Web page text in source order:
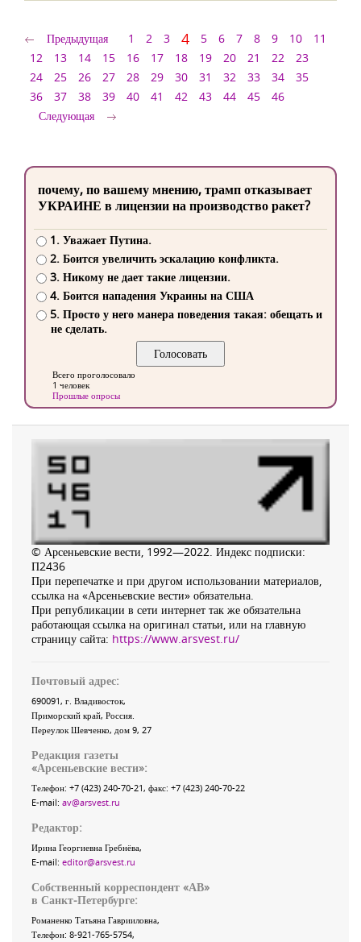
Предыдущая 1 2 3 4 5 6 7 8 9 10
11
12
13 14 15 16 17 18 19 20 21 22
23
24
25 26 27 28 29 30 31 32 33 34
35
36
37 38 39 40 41 42 43 44 45
46
Следующая
почему, по вашему мнению, трамп отказывает
УКРАИНЕ в лицензии на производство ракет?
1. Уважает Путина.
2. Боится увеличить эскалацию конфликта.
3. Никому не дает такие лицензии.
4. Боится нападения Украины на США
5. Просто у него манера поведения такая: обещать и
не сделать.
Всего проголосовало
1 человек
Прошлые опросы
© Арсеньевские вести, 1992—2022. Индекс подписки:
П2436
При перепечатке и при другом использовании материалов,
ссылка на «Арсеньевские вести» обязательна.
При републикации в сети интернет так же обязательна
работающая ссылка на оригинал статьи, или на главную
страницу сайта: https://www.arsvest.ru/
Почтовый адрес:
690091, г. Владивосток,
Приморский край, Россия
Переулок Шевченко, дом 9, 27
Редакция газеты
«Арсеньевские вести»:
Телефон: +7 (423) 240-70-21, факс: +7 (423) 240-70-22
E-mail: av@arsvest.ru
Редактор:
Ирина Георгиевна Гребнёва,
E-mail: editor@arsvest.ru
Собственный корреспондент «АВ»
в Санкт-Петербурге:
Романенко Татьяна Гаврииловна,
Телефон: 8-921-765-5754,